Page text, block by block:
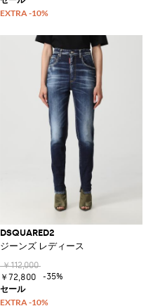
DSQUARED2
ジーンズ レディース
￥112,000
￥72,800
-35%